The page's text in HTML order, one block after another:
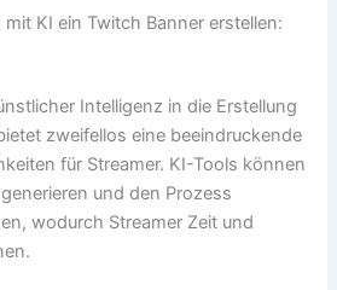
KI ein Twitch Banner erstellen:
Intelligenz in die Erstellung
zweifellos eine beeindruckende
für Streamer. KI-Tools können
und den Prozess
wodurch Streamer Zeit und